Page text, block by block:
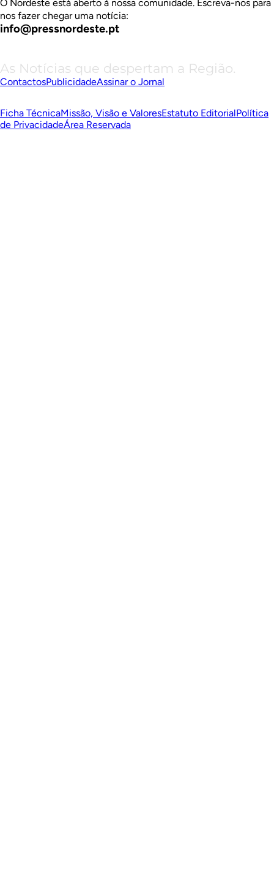
O Nordeste está aberto à nossa comunidade. Escreva-nos para
nos fazer chegar uma notícia:
info@pressnordeste.pt
As Notícias que despertam a Região.
ContactosPublicidadeAssinar o Jornal
Ficha TécnicaMissão, Visão e ValoresEstatuto EditorialPolítica
de PrivacidadeÁrea Reservada